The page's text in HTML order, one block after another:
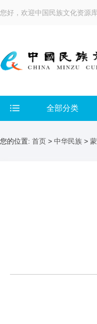
您好，欢迎中国民族文化资源库
全部分类
您的位置: 首页 > 中华民族 >